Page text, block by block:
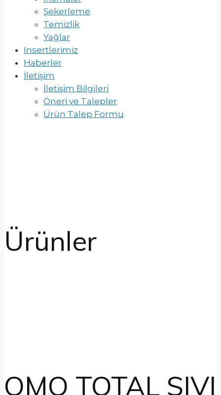
Şekerleme
Temizlik
Yağlar
Insertlerimiz
Haberler
İletişim
İletişim Bilgileri
Öneri ve Talepler
Ürün Talep Formu
Ürünler
OMO TOTAL SIVI